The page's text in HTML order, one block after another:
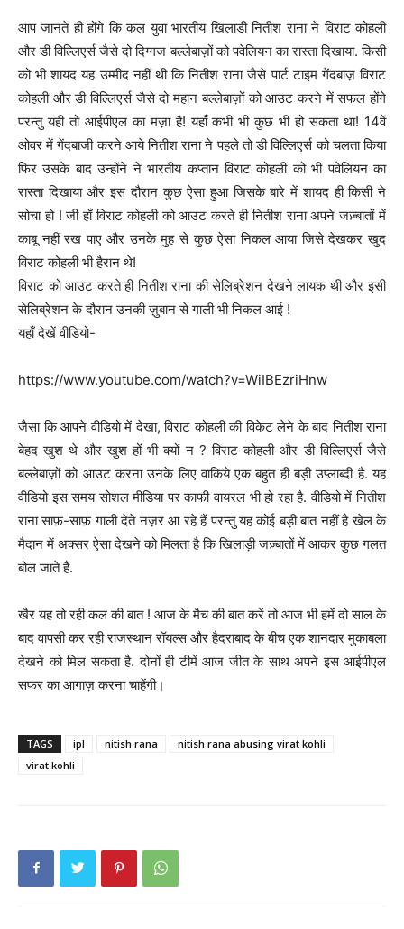
आप जानते ही होंगे कि कल युवा भारतीय खिलाडी नितीश राना ने विराट कोहली
और डी विल्लिएर्स जैसे दो दिग्गज बल्लेबाज़ों को पवेलियन का रास्ता दिखाया. किसी
को भी शायद यह उम्मीद नहीं थी कि नितीश राना जैसे पार्ट टाइम गेंदबाज़ विराट
कोहली और डी विल्लिएर्स जैसे दो महान बल्लेबाज़ों को आउट करने में सफल होंगे
परन्तु यही तो आईपीएल का मज़ा है! यहाँ कभी भी कुछ भी हो सकता था! 14वें
ओवर में गेंदबाजी करने आये नितीश राना ने पहले तो डी विल्लिएर्स को चलता किया
फिर उसके बाद उन्होंने ने भारतीय कप्तान विराट कोहली को भी पवेलियन का
रास्ता दिखाया और इस दौरान कुछ ऐसा हुआ जिसके बारे में शायद ही किसी ने
सोचा हो ! जी हाँ विराट कोहली को आउट करते ही नितीश राना अपने जज़्बातों में
काबू नहीं रख पाए और उनके मुह से कुछ ऐसा निकल आया जिसे देखकर खुद
विराट कोहली भी हैरान थे!
विराट को आउट करते ही नितीश राना की सेलिब्रेशन देखने लायक थी और इसी
सेलिब्रेशन के दौरान उनकी ज़ुबान से गाली भी निकल आई !
यहाँ देखें वीडियो-
https://www.youtube.com/watch?v=WiIBEzriHnw
जैसा कि आपने वीडियो में देखा, विराट कोहली की विकेट लेने के बाद नितीश राना
बेहद खुश थे और खुश हों भी क्यों न ? विराट कोहली और डी विल्लिएर्स जैसे
बल्लेबाज़ों को आउट करना उनके लिए वाकिये एक बहुत ही बड़ी उप्लाब्दी है. यह
वीडियो इस समय सोशल मीडिया पर काफी वायरल भी हो रहा है. वीडियो में नितीश
राना साफ़-साफ़ गाली देते नज़र आ रहे हैं परन्तु यह कोई बड़ी बात नहीं है खेल के
मैदान में अक्सर ऐसा देखने को मिलता है कि खिलाड़ी जज़्बातों में आकर कुछ गलत
बोल जाते हैं.
खैर यह तो रही कल की बात ! आज के मैच की बात करें तो आज भी हमें दो साल के
बाद वापसी कर रही राजस्थान रॉयल्स और हैदराबाद के बीच एक शानदार मुकाबला
देखने को मिल सकता है. दोनों ही टीमें आज जीत के साथ अपने इस आईपीएल
सफर का आगाज़ करना चाहेंगी।
TAGS ipl nitish rana
nitish rana abusing virat kohli
virat kohli